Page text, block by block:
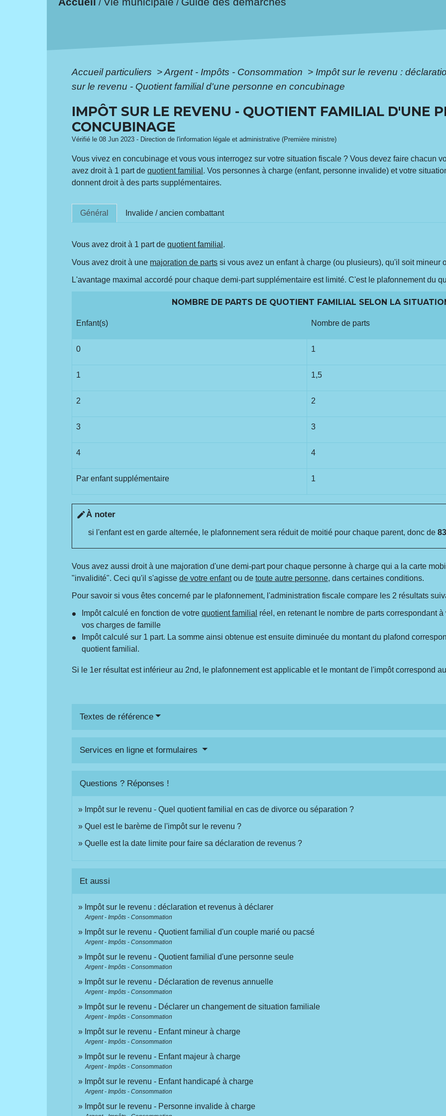
/ /
Accueil particuliers >Argent - Impôts - Consommation > Impôt sur le revenu :
sur le revenu - Quotient familial d'une personne en concubinage
IMPÔT SUR LE REVENU - QUOTIENT FAMILIAL D'UNE
CONCUBINAGE
Vérifié le 08 Jun 2023 - Direction de l'information légale et administrative (Première ministre)
Vous vivez en concubinage et vous vous interrogez sur votre situation fiscale ? Vous devez faire chacun
avez droit à 1 part dequotient familial . Vos personnes à charge (enfant, personne invalide) et votre
donnent droit à des parts supplémentaires.
Général Invalide / ancien combattant
Vous avez droit à 1 part dequotient familial .
Vous avez droit à une majoration de parts si vous avez un enfant à charge (ou plusieurs), qu'il soit mineur
L'avantage maximal accordé pour chaque demi-part supplémentaire est limité. C'est le plafonnement du
NOMBRE DE PARTS DE QUOTIENT FAMILIAL SELON LA
Enfant(s) Nombre de parts
0 1
1 1,5
2 2
3 3
4 4
Par enfant supplémentaire 1
editÀ noter
si l'enfant est en garde alternée, le plafonnement sera réduit de moitié pour chaque parent, donc de
Vous avez aussi droit à une majoration d'une demi-part pour chaque personne à charge qui a la carte
"invalidité". Ceci qu'il s'agissede votre enfantou detoute autre personne, dans certaines conditions.
Pour savoir si vous êtes concerné par le plafonnement, l'administration fiscale compare les 2 résultats
Impôt calculé en fonction de votrequotient familial réel, en retenant le nombre de parts correspondant
vos charges de famille
Impôt calculé sur 1 part. La somme ainsi obtenue est ensuite diminuée du montant du plafond
quotient familial.
Si le 1er résultat est inférieur au 2nd, le plafonnement est applicable et le montant de l'impôt correspond
Textes de référence
Services en ligne et formulaires
Questions ? Réponses !
Impôt sur le revenu - Quel quotient familial en cas de divorce ou séparation ?
Quel est le barème de l'impôt sur le revenu ?
Quelle est la date limite pour faire sa déclaration de revenus ?
Et aussi
Impôt sur le revenu : déclaration et revenus à déclarer
Argent - Impôts - Consommation
Impôt sur le revenu - Quotient familial d'un couple marié ou pacsé
Argent - Impôts - Consommation
Impôt sur le revenu - Quotient familial d'une personne seule
Argent - Impôts - Consommation
Impôt sur le revenu - Déclaration de revenus annuelle
Argent - Impôts - Consommation
Impôt sur le revenu - Déclarer un changement de situation familiale
Argent - Impôts - Consommation
Impôt sur le revenu - Enfant mineur à charge
Argent - Impôts - Consommation
Impôt sur le revenu - Enfant majeur à charge
Argent - Impôts - Consommation
Impôt sur le revenu - Enfant handicapé à charge
Argent - Impôts - Consommation
Impôt sur le revenu - Personne invalide à charge